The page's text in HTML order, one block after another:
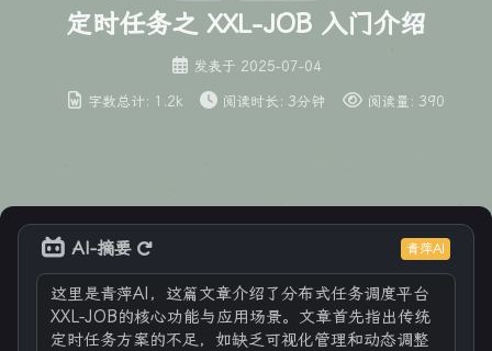
定时任务之 XXL-JOB 入门介绍
发表于 2025-07-04
字数总计: 1.2k 阅读时长: 3分钟 阅读量: 390
AI-摘要 青萍AI
这里是青萍AI，这篇文章介绍了分布式任务调度平台
XXL-JOB的核心功能与应用场景。文章首先指出传统
定时任务方案的不足，如缺乏可视化管理和动态调整